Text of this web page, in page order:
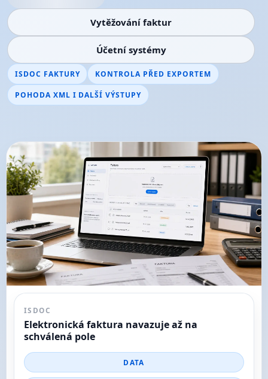
Vytěžování faktur
Účetní systémy
ISDOC FAKTURY KONTROLA PŘED EXPORTEM
POHODA XML I DALŠÍ VÝSTUPY
ISDOC
Elektronická faktura navazuje až na
schválená pole
DATA